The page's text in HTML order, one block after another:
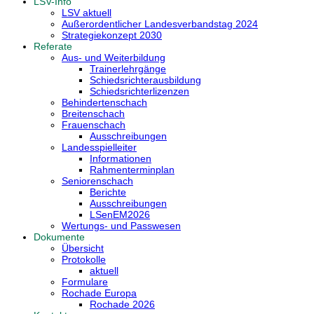
LSV aktuell
Außerordentlicher Landesverbandstag 2024
Strategiekonzept 2030
Referate
Aus- und Weiterbildung
Trainerlehrgänge
Schiedsrichterausbildung
Schiedsrichterlizenzen
Behindertenschach
Breitenschach
Frauenschach
Ausschreibungen
Landesspielleiter
Informationen
Rahmenterminplan
Seniorenschach
Berichte
Ausschreibungen
LSenEM2026
Wertungs- und Passwesen
Dokumente
Übersicht
Protokolle
aktuell
Formulare
Rochade Europa
Rochade 2026